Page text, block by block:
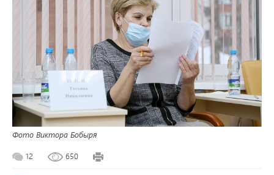
Фото Виктора Бобыря
12 650